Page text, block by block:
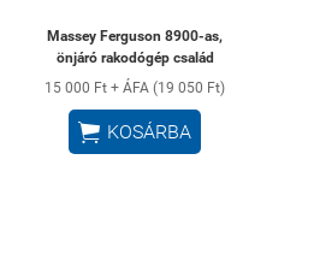
Massey Ferguson 8900-as,
önjáró rakodógép család
15 000 Ft + ÁFA (19 050 Ft)
 KOSÁRBA